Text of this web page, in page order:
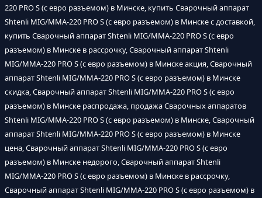
220 PRO S (с евро разъемом) в Минске, купить Сварочный аппарат
Shtenli MIG/MMA-220 PRO S (с евро разъемом) в Минске с доставкой,
купить Сварочный аппарат Shtenli MIG/MMA-220 PRO S (с евро
разъемом) в Минске в рассрочку, Сварочный аппарат Shtenli
MIG/MMA-220 PRO S (с евро разъемом) в Минске акция, Сварочный
аппарат Shtenli MIG/MMA-220 PRO S (с евро разъемом) в Минске
скидка, Сварочный аппарат Shtenli MIG/MMA-220 PRO S (с евро
разъемом) в Минске распродажа, продажа Сварочных аппаратов
Shtenli MIG/MMA-220 PRO S (с евро разъемом) в Минске, Сварочный
аппарат Shtenli MIG/MMA-220 PRO S (с евро разъемом) в Минске
цена, Сварочный аппарат Shtenli MIG/MMA-220 PRO S (с евро
разъемом) в Минске недорого, Сварочный аппарат Shtenli
MIG/MMA-220 PRO S (с евро разъемом) в Минске в рассрочку,
Сварочный аппарат Shtenli MIG/MMA-220 PRO S (с евро разъемом) в